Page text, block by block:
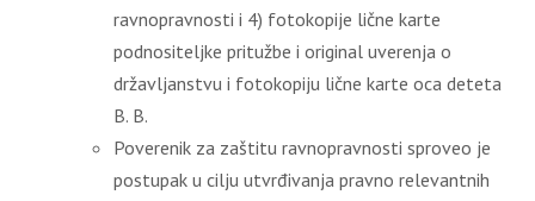
ravnopravnosti i 4) fotokopije lične karte
podnositeljke pritužbe i original uverenja o
državljanstvu i fotokopiju lične karte oca deteta
B. B.
Poverenik za zaštitu ravnopravnosti sproveo je
postupak u cilju utvrđivanja pravno relevantnih